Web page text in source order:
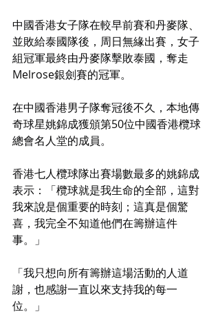
中國香港女子隊在較早前賽和丹麥隊、
並敗給泰國隊後，周日無緣出賽，女子
組冠軍最終由丹麥隊擊敗泰國，奪走
Melrose銀劍賽的冠軍。
在中國香港男子隊奪冠後不久，本地傳
奇球星姚錦成獲頒第50位中國香港欖球
總會名人堂的成員。
香港七人欖球隊出賽場數最多的姚錦成
表示：「欖球就是我生命的全部，這對
我來說是個重要的時刻；這真是個驚
喜，我完全不知道他們在籌辦這件
事。」
「我只想向所有籌辦這場活動的人道
謝，也感謝一直以來支持我的每一
位。」